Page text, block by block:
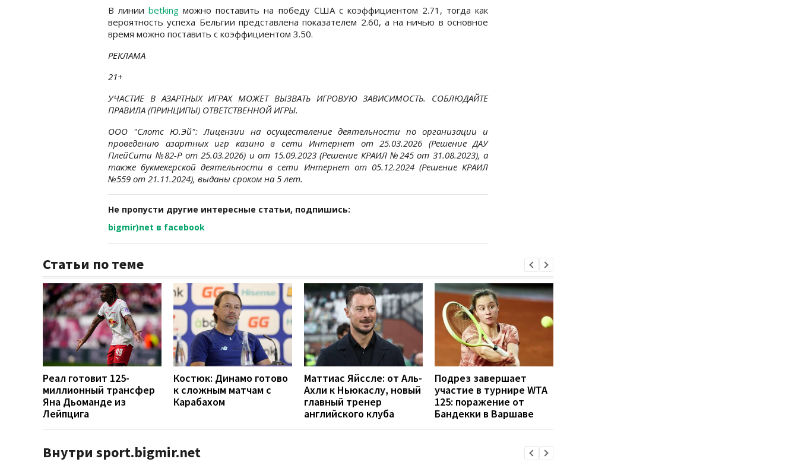
В линииbetking можно поставить на победу США с коэффициентом 2.71, тогда как
вероятность успеха Бельгии представлена показателем 2.60, а на ничью в основное
время можно поставить с коэффициентом 3.50.
РЕКЛАМА
21+
УЧАСТИЕ В АЗАРТНЫХ ИГРАХ МОЖЕТ ВЫЗВАТЬ ИГРОВУЮ ЗАВИСИМОСТЬ. СОБЛЮДАЙТЕ
ПРАВИЛА (ПРИНЦИПЫ) ОТВЕТСТВЕННОЙ ИГРЫ.
ООО "Слотс Ю.Эй": Лицензии на осуществление деятельности по организации и
проведению азартных игр казино в сети Интернет от 25.03.2026 (Решение ДАУ
ПлейСити №82-Р от 25.03.2026) и от 15.09.2023 (Решение КРАИЛ №245 от 31.08.2023), а
также букмекерской деятельности в сети Интернет от 05.12.2024 (Решение КРАИЛ
№559 от 21.11.2024), выданы сроком на 5 лет.
Не пропусти другие интересные статьи, подпишись:
bigmir)net в facebook
Статьи по теме
Реал готовит 125-
миллионный трансфер
Яна Дьоманде из
Лейпцига
Костюк: Динамо готово
к сложным матчам с
Карабахом
Маттиас Яйссле: от Аль-
Ахли к Ньюкаслу, новый
главный тренер
английского клуба
Подрез завершает
участие в турнире WTA
125: поражение от
Бандекки в Варшаве
Внутри sport.bigmir.net